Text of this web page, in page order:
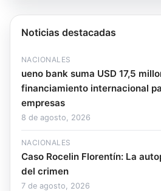
Noticias destacadas
NACIONALES
ueno bank suma USD 17,5
financiamiento internacional
empresas
8 de agosto, 2026
NACIONALES
Caso Rocelin Florentín: La
del crimen
7 de agosto, 2026